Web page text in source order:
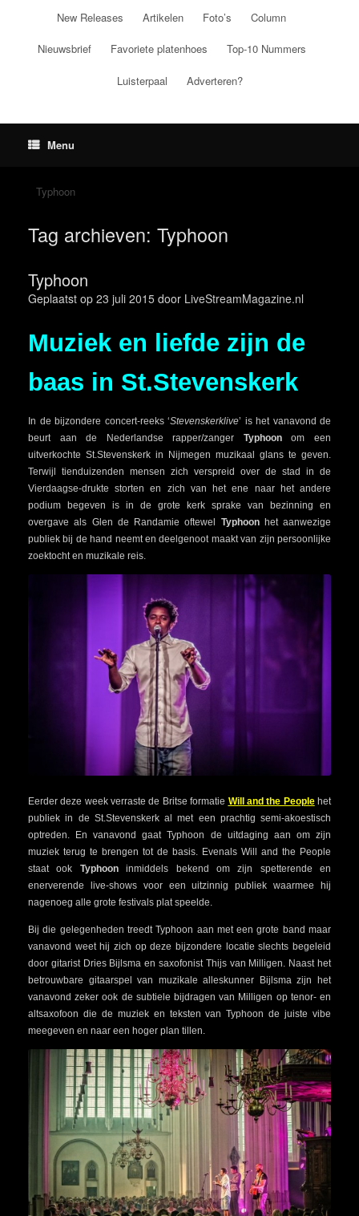
New Releases Artikelen Foto’s Column
Nieuwsbrief Favoriete platenhoes Top-10 Nummers
Luisterpaal Adverteren?
Menu
Typhoon
Tag archieven: Typhoon
Typhoon
Geplaatst op 23 juli 2015 door LiveStreamMagazine.nl
Muziek en liefde zijn de
baas in St.Stevenskerk
In de bijzondere concert-reeks ‘Stevenskerklive’ is het vanavond de
beurt aan de Nederlandse rapper/zanger Typhoonom een
uitverkochte St.Stevenskerk in Nijmegen muzikaal glans te geven.
Terwijl tienduizenden mensen zich verspreid over de stad in de
Vierdaagse-drukte storten en zich van het ene naar het andere
podium begeven is in de grote kerk sprake van bezinning en
overgave als Glen de Randamie oftewel Typhoonhet aanwezige
publiek bij de hand neemt en deelgenoot maakt van zijn persoonlijke
zoektocht en muzikale reis.
Eerder deze week verraste de Britse formatie Will and the Peoplehet
publiek in de St.Stevenskerk al met een prachtig semi-akoestisch
optreden. En vanavond gaat Typhoon de uitdaging aan om zijn
muziek terug te brengen tot de basis. Evenals Will and the People
staat ook Typhooninmiddels bekend om zijn spetterende en
enerverende live-shows voor een uitzinnig publiek waarmee hij
nagenoeg alle grote festivals plat speelde.
Bij die gelegenheden treedt Typhoon aan met een grote band maar
vanavond weet hij zich op deze bijzondere locatie slechts begeleid
door gitarist Dries Bijlsma en saxofonist Thijs van Milligen. Naast het
betrouwbare gitaarspel van muzikale alleskunner Bijlsma zijn het
vanavond zeker ook de subtiele bijdragen van Milligen op tenor- en
altsaxofoon die de muziek en teksten van Typhoon de juiste vibe
meegeven en naar een hoger plan tillen.